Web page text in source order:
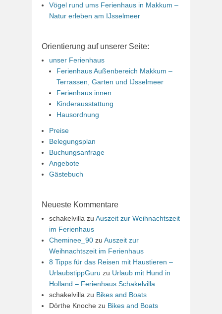
Vögel rund ums Ferienhaus in Makkum –
Natur erleben am IJsselmeer
Orientierung auf unserer Seite:
unser Ferienhaus
Ferienhaus Außenbereich Makkum –
Terrassen, Garten und IJsselmeer
Ferienhaus innen
Kinderausstattung
Hausordnung
Preise
Belegungsplan
Buchungsanfrage
Angebote
Gästebuch
Neueste Kommentare
schakelvilla zu Auszeit zur Weihnachtszeit
im Ferienhaus
Cheminee_90 zu Auszeit zur
Weihnachtszeit im Ferienhaus
8 Tipps für das Reisen mit Haustieren –
UrlaubstippGuru zu Urlaub mit Hund in
Holland – Ferienhaus Schakelvilla
schakelvilla zu Bikes and Boats
Dörthe Knoche zu Bikes and Boats